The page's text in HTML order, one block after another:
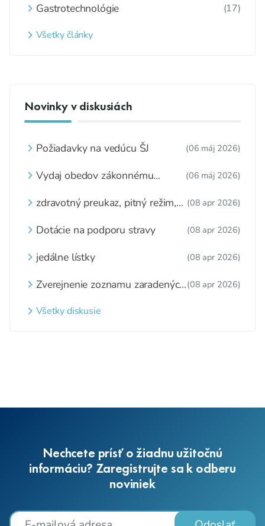
Gastrotechnológie (17)
Všetky články
Novinky v diskusiách
Požiadavky na vedúcu ŠJ (06 máj 2026)
Vydaj obedov zákonnému
(06 máj 2026)
zdravotný preukaz, pitný režim,
(08 apr 2026)
Dotácie na podporu stravy (08 apr 2026)
jedálne lístky (08 apr 2026)
Zverejnenie zoznamu zaradených
webovom sídle
(08 apr 2026)
Všetky diskusie
Nechcete prísť o žiadnu užitočnú
informáciu? Zaregistrujte sa k odberu
noviniek